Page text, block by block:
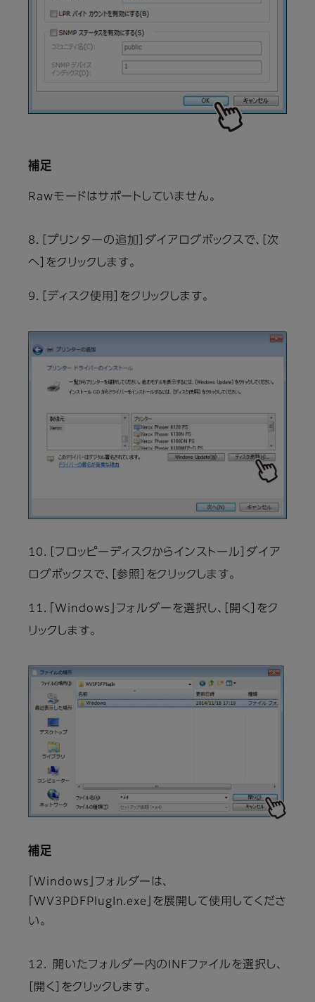
補足
Rawモードはサポートしていません。
8．［プリンターの追加］ダイアログボックスで、［次
へ］をクリックします。
9．［ディスク使用］をクリックします。
10．［フロッピーディスクからインストール］ダイア
ログボックスで、［参照］をクリックします。
11．「Windows」フォルダーを選択し、［開く］をク
リックします。
補足
「Windows」フォルダーは、
「WV3PDFPlugIn.exe」を展開して使用してくださ
い。
12． 開いたフォルダー内のINFファイルを選択し、
［開く］をクリックします。